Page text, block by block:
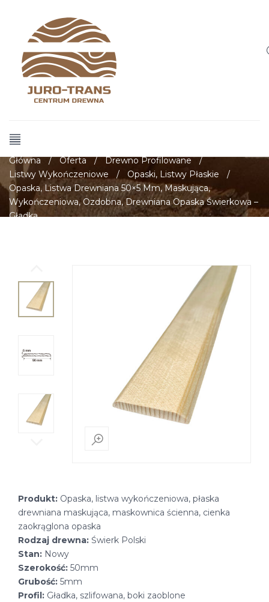
Główna / Oferta / Drewno Profilowane
/
Listwy Wykończeniowe
/ Opaski, Listwy Płaskie
/
Opaska, Listwa Drewniana 50×5 Mm, Maskująca,
Wykończeniowa, Ozdobna, Drewniana Opaska Świerkowa –
Gładka
Produkt: Opaska, listwa wykończeniowa, płaska
drewniana maskująca, maskownica ścienna, cienka
zaokrąglona opaska
Rodzaj drewna: Świerk Polski
Stan: Nowy
Szerokość: 50mm
Grubość: 5mm
Profil: Gładka, szlifowana, boki zaoblone